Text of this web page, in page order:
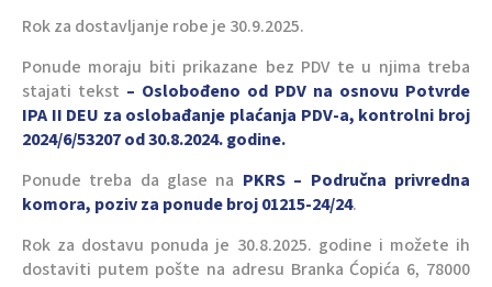
Rok za dostavljanje robe je 30.9.2025.
Ponude moraju biti prikazane bez PDV te u njima treba
stajati tekst – Oslobođeno od PDV na osnovu Potvrde
IPA II DEU za oslobađanje plaćanja PDV-a, kontrolni broj
2024/6/53207 od 30.8.2024. godine.
Ponude treba da glase na PKRS – Područna privredna
komora, poziv za ponude broj 01215-24/24.
Rok za dostavu ponuda je 30.8.2025. godine i možete ih
dostaviti putem pošte na adresu Branka Ćopića 6, 78000